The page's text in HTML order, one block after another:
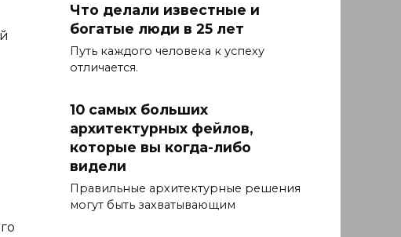
Что делали известные и
богатые люди в 25 лет
Путь каждого человека к успеху
отличается.
10 самых больших
архитектурных фейлов,
которые вы когда-либо
видели
Правильные архитектурные решения
могут быть захватывающим